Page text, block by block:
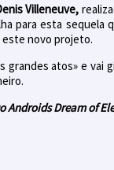
Villeneuve,
para esta
este novo projeto.
grandes atos» e vai
Androids Dream of